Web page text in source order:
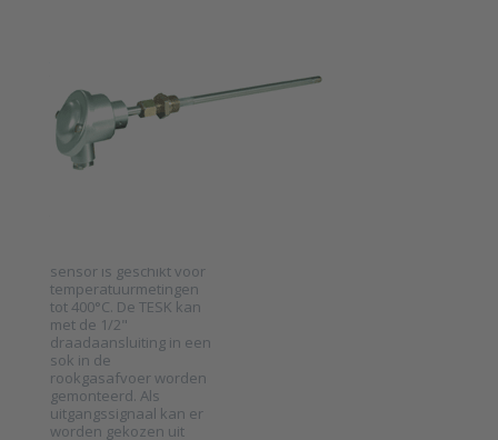
sen…
rookgasafvoer
serie TESK
SKU
2026043
sensor is geschikt voor
temperatuurmetingen
tot 400°C. De TESK kan
met de 1/2"
draadaansluiting in een
sok in de
rookgasafvoer worden
gemonteerd. Als
uitgangssignaal kan er
worden gekozen uit
Press ENTER for
more options to
Temperatuursensor
voor rookgasafvoer
serie TESK